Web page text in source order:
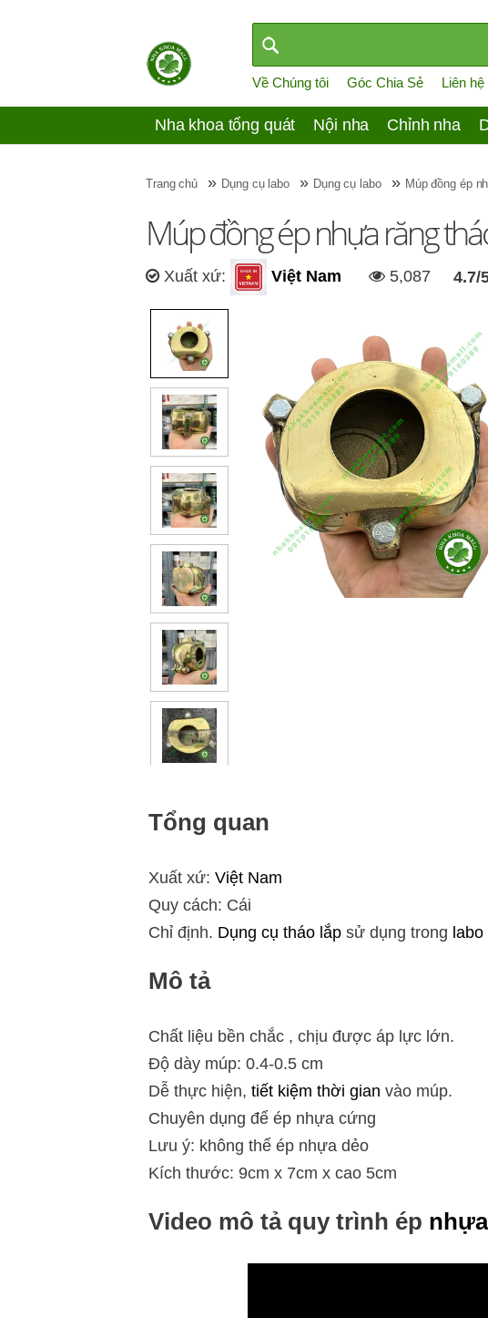
Về Chúng tôi Góc Chia Sẻ Liên hệ
Nha khoa tổng quát Nội nha Chỉnh nha
Trang chủ » Dụng cụ labo » Dụng cụ labo » Múp đồng ép
Múp đồng ép nhựa răng
Xuất xứ: Việt Nam 5,087 4.7/
Tổng quan
Xuất xứ: Việt Nam
Quy cách: Cái
Chỉ định. Dụng cụ tháo lắp sử dụng trong
Mô tả
Chất liệu bền chắc , chịu được áp lực lớn.
Độ dày múp: 0.4-0.5 cm
Dễ thực hiện, tiết kiệm thời gian vào múp.
Chuyên dụng để ép nhựa cứng
Lưu ý: không thể ép nhựa dẻo
Kích thước: 9cm x 7cm x cao 5cm
Video mô tả quy trình ép